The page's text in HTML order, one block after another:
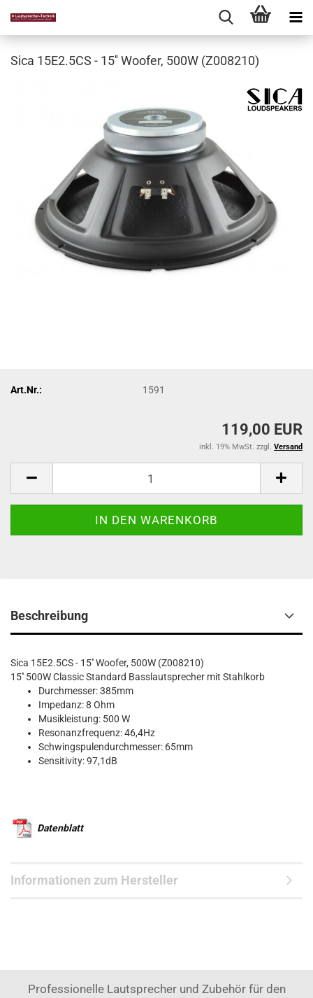
Sica 15E2.5CS - 15'' Woofer, 500W (Z008210)
Art.Nr.: 1591
119,00 EUR
inkl. 19% MwSt. zzgl. Versand
Beschreibung
Sica 15E2.5CS - 15'' Woofer, 500W (Z008210)
15'' 500W Classic Standard Basslautsprecher mit Stahlkorb
Durchmesser: 385mm
Impedanz: 8 Ohm
Musikleistung: 500 W
Resonanzfrequenz: 46,4Hz
Schwingspulendurchmesser: 65mm
Sensitivity: 97,1dB
Datenblatt
Informationen zum Hersteller
Professionelle Lautsprecher und Zubehör für den